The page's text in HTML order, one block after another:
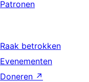
Patronen
Raak betrokken
Evenementen
Doneren ↗